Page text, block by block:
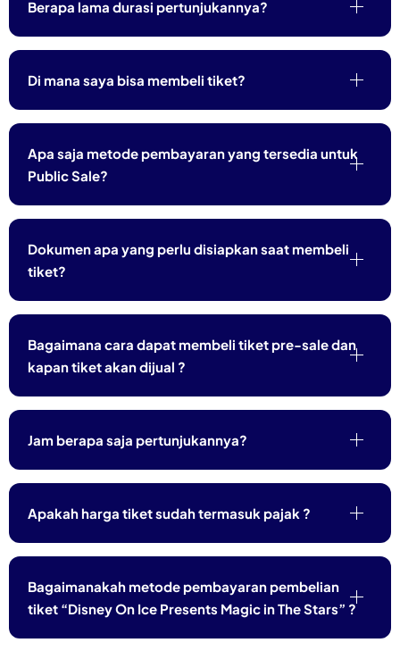
Berapa lama durasi pertunjukannya?
Di mana saya bisa membeli tiket?
Apa saja metode pembayaran yang tersedia untuk
Public Sale?
Dokumen apa yang perlu disiapkan saat membeli
tiket?
Bagaimana cara dapat membeli tiket pre-sale dan
kapan tiket akan dijual ?
Jam berapa saja pertunjukannya?
Apakah harga tiket sudah termasuk pajak ?
Bagaimanakah metode pembayaran pembelian
tiket “Disney On Ice Presents Magic in The Stars” ?